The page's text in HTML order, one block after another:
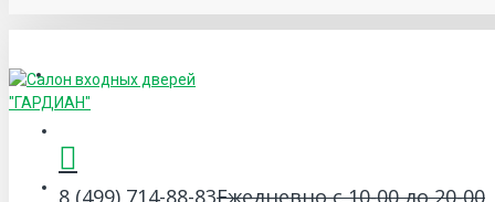
8 (499) 714-88-83Ежедневно с 10-00 до 20-00